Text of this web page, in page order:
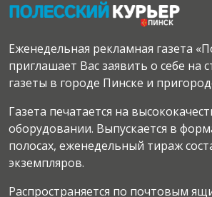
Еженедельная рекламная газета
приглашает Вас заявить о себе на
газеты в городе Пинске и
Газета печатается на
оборудовании. Выпускается в
полосах, еженедельный тираж
экземпляров.
Распространяется по почтовым